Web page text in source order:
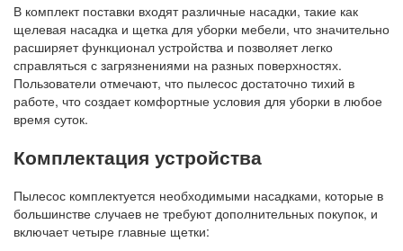
В комплект поставки входят различные насадки, такие как
щелевая насадка и щетка для уборки мебели, что значительно
расширяет функционал устройства и позволяет легко
справляться с загрязнениями на разных поверхностях.
Пользователи отмечают, что пылесос достаточно тихий в
работе, что создает комфортные условия для уборки в любое
время суток.
Комплектация устройства
Пылесос комплектуется необходимыми насадками, которые в
большинстве случаев не требуют дополнительных покупок, и
включает четыре главные щетки: